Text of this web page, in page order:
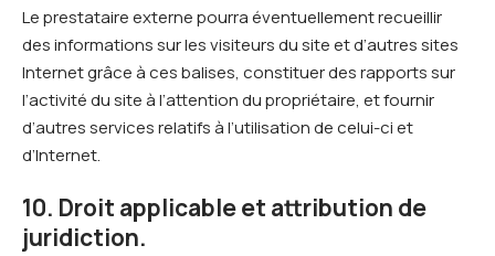
Le prestataire externe pourra éventuellement recueillir
des informations sur les visiteurs du site et d’autres sites
Internet grâce à ces balises, constituer des rapports sur
l’activité du site à l’attention du propriétaire, et fournir
d’autres services relatifs à l’utilisation de celui-ci et
d’Internet.
10. Droit applicable et attribution de
juridiction.